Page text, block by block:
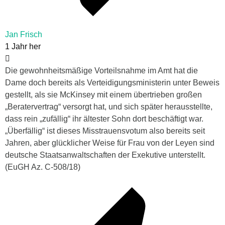
Jan Frisch
1 Jahr her
Die gewohnheitsmäßige Vorteilsnahme im Amt hat die
Dame doch bereits als Verteidigungsministerin unter Beweis
gestellt, als sie McKinsey mit einem übertrieben großen
„Beratervertrag“ versorgt hat, und sich später herausstellte,
dass rein „zufällig“ ihr ältester Sohn dort beschäftigt war.
„Überfällig“ ist dieses Misstrauensvotum also bereits seit
Jahren, aber glücklicher Weise für Frau von der Leyen sind
deutsche Staatsanwaltschaften der Exekutive unterstellt.
(EuGH Az. C-508/18)